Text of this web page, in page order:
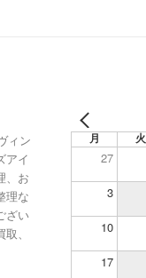
ィン
アイ
、お
理な
ざい
、
月 火
27
3
10
17